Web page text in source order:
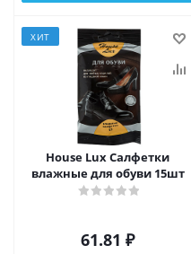
ХИТ
House Lux Салфетки
влажные для обуви 15шт
61.81 ₽